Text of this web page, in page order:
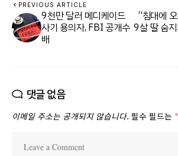
PREVIOUS ARTICLE
9천만 달러 메디케이드
사기 용의자, FBI 공개수
배
“침대에
9살 딸 숨
댓글 없음
이메일 주소는 공개되지 않습니다. 필수 필드는 *